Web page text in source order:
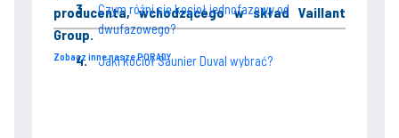
producenta, wchodzącego w skład Vaillant
Group.
Czym różni się kocioł jednofazowy od
dwufazowego?
Jaki kocioł Saunier Duval wybrać?
Zobacz inne nasze PORADY